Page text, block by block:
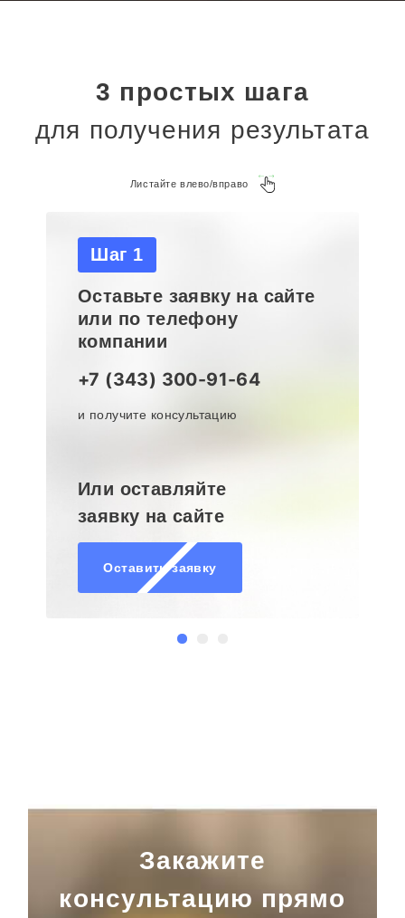
3 простых шага
для получения результата
Листайте влево/вправо
Шаг 1
Оставьте заявку на сайте
или по телефону
компании
+7 (343) 300-91-64
и получите консультацию
Или оставляйте
заявку на сайте
Оставить заявку
Закажите
консультацию прямо